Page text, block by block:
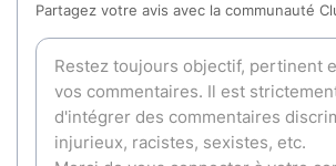
Partagez votre avis avec la communauté